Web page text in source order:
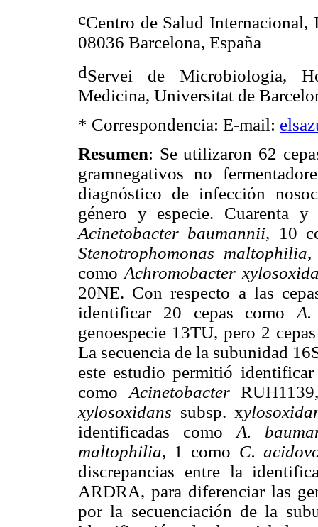
cCentro de Salud
08036 Barcelona, España
dServei de Microbiologia,
Medicina, Universitat de
* Correspondencia: E-mail:
Resumen: Se utilizaron 62
gramnegativos no
diagnóstico de infección
género y especie. Cuarenta
Acinetobacter baumannii, 10
Stenotrophomonas maltophilia,
como Achromobacter
20NE. Con respecto a las
identificar 20 cepas comoA.
genoespecie 13TU, pero 2
La secuencia de la subunidad
este estudio permitió
como Acinetobacter
xylosoxidans subsp. x
identificadas como A.
maltophilia, 1 como C.
discrepancias entre la
ARDRA, para diferenciar las
por la secuenciación de la